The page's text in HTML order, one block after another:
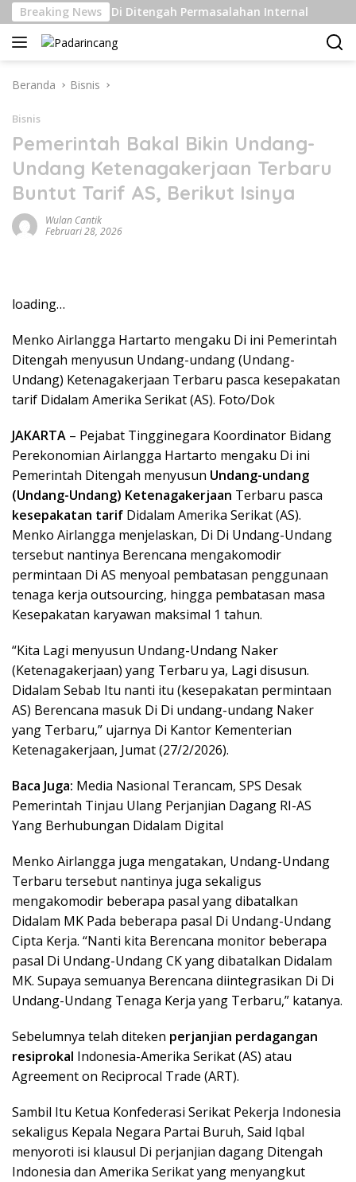
Langsung
ke
konten
Breaking News
Kelas Berat Di Ditengah Permasalahan Internal
Beranda Bisnis
Bisnis
Pemerintah Bakal Bikin Undang-
Undang Ketenagakerjaan Terbaru
Buntut Tarif AS, Berikut Isinya
Wulan Cantik
Februari 28, 2026
loading…
Menko Airlangga Hartarto mengaku Di ini Pemerintah
Ditengah menyusun Undang-undang (Undang-
Undang) Ketenagakerjaan Terbaru pasca kesepakatan
tarif Didalam Amerika Serikat (AS). Foto/Dok
JAKARTA – Pejabat Tingginegara Koordinator Bidang
Perekonomian Airlangga Hartarto mengaku Di ini
Pemerintah Ditengah menyusun Undang-undang
(Undang-Undang) Ketenagakerjaan Terbaru pasca
kesepakatan tarif Didalam Amerika Serikat (AS).
Menko Airlangga menjelaskan, Di Di Undang-Undang
tersebut nantinya Berencana mengakomodir
permintaan Di AS menyoal pembatasan penggunaan
tenaga kerja outsourcing, hingga pembatasan masa
Kesepakatan karyawan maksimal 1 tahun.
“Kita Lagi menyusun Undang-Undang Naker
(Ketenagakerjaan) yang Terbaru ya, Lagi disusun.
Didalam Sebab Itu nanti itu (kesepakatan permintaan
AS) Berencana masuk Di Di undang-undang Naker
yang Terbaru,” ujarnya Di Kantor Kementerian
Ketenagakerjaan, Jumat (27/2/2026).
Baca Juga: Media Nasional Terancam, SPS Desak
Pemerintah Tinjau Ulang Perjanjian Dagang RI-AS
Yang Berhubungan Didalam Digital
Menko Airlangga juga mengatakan, Undang-Undang
Terbaru tersebut nantinya juga sekaligus
mengakomodir beberapa pasal yang dibatalkan
Didalam MK Pada beberapa pasal Di Undang-Undang
Cipta Kerja. “Nanti kita Berencana monitor beberapa
pasal Di Undang-Undang CK yang dibatalkan Didalam
MK. Supaya semuanya Berencana diintegrasikan Di Di
Undang-Undang Tenaga Kerja yang Terbaru,” katanya.
Sebelumnya telah diteken perjanjian perdagangan
resiprokal Indonesia-Amerika Serikat (AS) atau
Agreement on Reciprocal Trade (ART).
Sambil Itu Ketua Konfederasi Serikat Pekerja Indonesia
sekaligus Kepala Negara Partai Buruh, Said Iqbal
menyoroti isi klausul Di perjanjian dagang Ditengah
Indonesia dan Amerika Serikat yang menyangkut